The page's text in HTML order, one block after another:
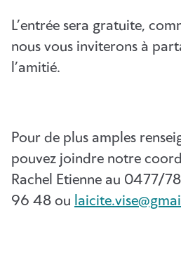
L’entrée sera gratuite,
nous vous inviterons à
l’amitié.
Pour de plus amples
pouvez joindre notre
Rachel Etienne au 0477/
96 48 ou